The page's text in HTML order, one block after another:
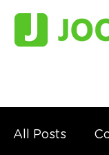
All Posts